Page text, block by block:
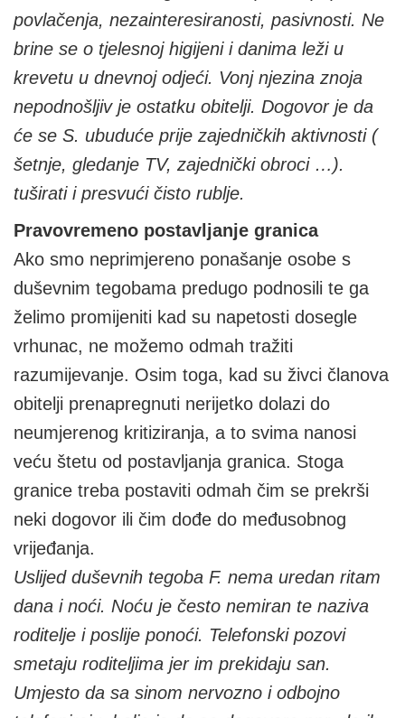
povlačenja, nezainteresiranosti, pasivnosti. Ne
brine se o tjelesnoj higijeni i danima leži u
krevetu u dnevnoj odjeći. Vonj njezina znoja
nepodnošljiv je ostatku obitelji. Dogovor je da
će se S. ubuduće prije zajedničkih aktivnosti (
šetnje, gledanje TV, zajednički obroci …).
tuširati i presvući čisto rublje.
Pravovremeno postavljanje granica
Ako smo neprimjereno ponašanje osobe s
duševnim tegobama predugo podnosili te ga
želimo promijeniti kad su napetosti dosegle
vrhunac, ne možemo odmah tražiti
razumijevanje. Osim toga, kad su živci članova
obitelji prenapregnuti nerijetko dolazi do
neumjerenog kritiziranja, a to svima nanosi
veću štetu od postavljanja granica. Stoga
granice treba postaviti odmah čim se prekrši
neki dogovor ili čim dođe do međusobnog
vrijeđanja.
Uslijed duševnih tegoba F. nema uredan ritam
dana i noći. Noću je često nemiran te naziva
roditelje i poslije ponoći. Telefonski pozovi
smetaju roditeljima jer im prekidaju san.
Umjesto da sa sinom nervozno i odbojno